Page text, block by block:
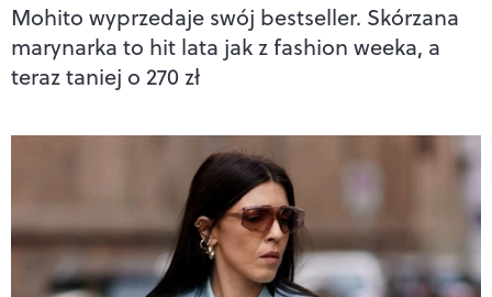
Mohito wyprzedaje swój bestseller. Skórzana
marynarka to hit lata jak z fashion weeka, a
teraz taniej o 270 zł